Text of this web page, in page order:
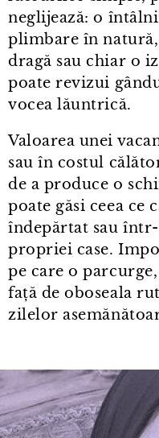
neglijează: o
plimbare în
dragă sau chiar o
poate revizui
vocea lăuntrică.
Valoarea unei
sau în costul
de a produce o
poate găsi ceea ce
îndepărtat sau
propriei case.
pe care o
față de oboseala
zilelor